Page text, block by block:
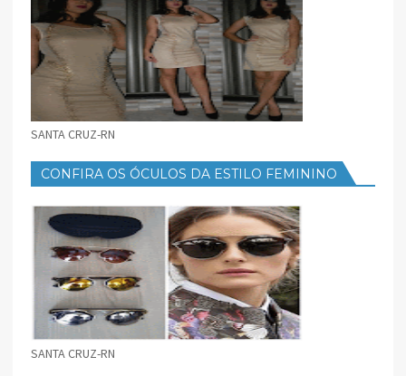
SANTA CRUZ-RN
CONFIRA OS ÓCULOS DA ESTILO FEMININO
SANTA CRUZ-RN